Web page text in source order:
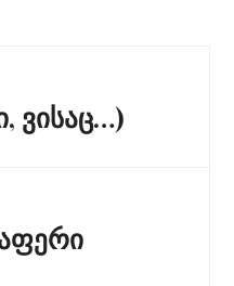
ვისაც…)